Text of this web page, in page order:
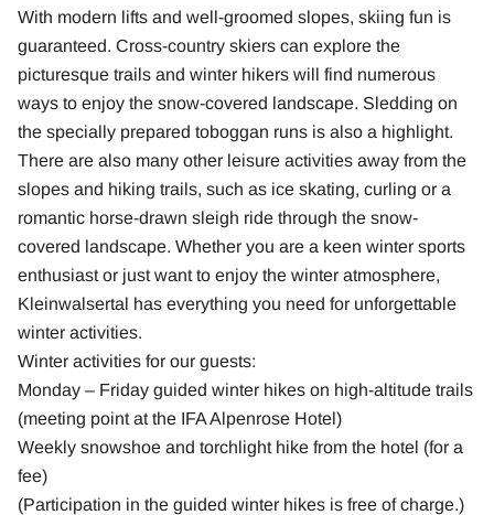
With modern lifts and well-groomed slopes, skiing fun is
guaranteed. Cross-country skiers can explore the
picturesque trails and winter hikers will find numerous
ways to enjoy the snow-covered landscape. Sledding on
the specially prepared toboggan runs is also a highlight.
There are also many other leisure activities away from the
slopes and hiking trails, such as ice skating, curling or a
romantic horse-drawn sleigh ride through the snow-
covered landscape. Whether you are a keen winter sports
enthusiast or just want to enjoy the winter atmosphere,
Kleinwalsertal has everything you need for unforgettable
winter activities.
Winter activities for our guests:
Monday – Friday guided winter hikes on high-altitude trails
(meeting point at the IFA Alpenrose Hotel)
Weekly snowshoe and torchlight hike from the hotel (for a
fee)
(Participation in the guided winter hikes is free of charge.)